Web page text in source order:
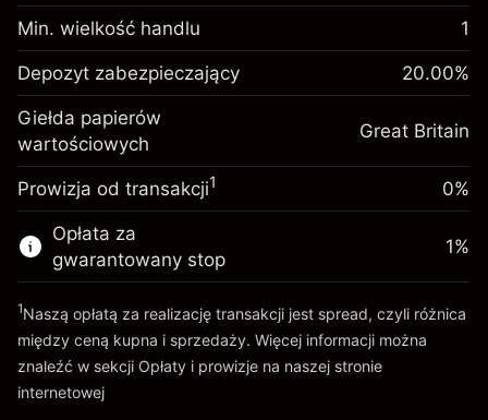
inwestycja
Opłata overnight za
utrzymanie pozycji
Opłaty od pełnej wartości
pozycji
-0.021272
%
Rozmiar transakcji z dźwignią ~
Środki z dźwigni ~£4,000.00
Idź do platformy
Depozyt
zabezpieczający. Twoja
inwestycja
£1,000.00
Opłata overnight za
utrzymanie pozycji
Opłaty od pełnej wartości
pozycji
%
Rozmiar transakcji z dźwignią ~
Środki z dźwigni ~
£4,000.00
Idź do platformy
Min. wielkość handlu 1
Depozyt zabezpieczający 20.00%
Giełda papierów
wartościowych
Great Britain
Prowizja od transakcji1 0%
Opłata za
gwarantowany stop
Opłaty i Prowizje
1%
1Naszą opłatą za realizację transakcji jest spread, czyli różnica
między ceną kupna i sprzedaży. Więcej informacji można
znaleźć w sekcji Opłaty i prowizje na naszej stronie
internetowej